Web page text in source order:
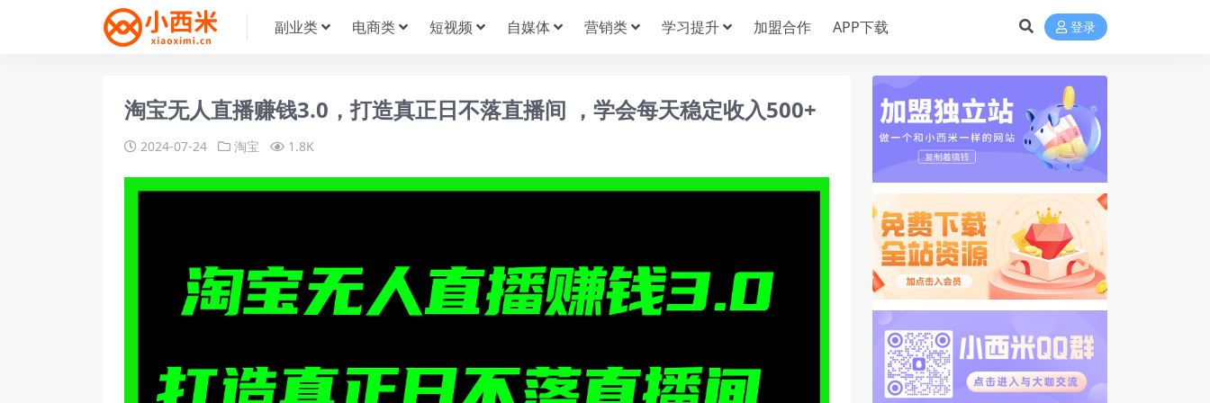
副业类 电商类 短视频 自媒体 营销类 学习提升 加盟合作 APP下载 登录
淘宝无人直播赚钱3.0，打造真正日不落直播间 ，学会每天稳定收入500+
2024-07-24 淘宝 1.8K